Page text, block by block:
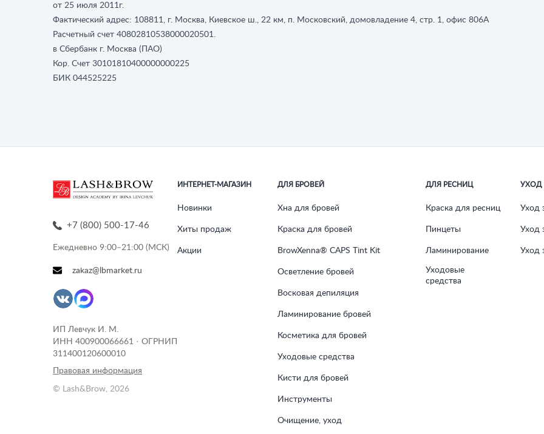
от 25 июля 2011г.
Фактический адрес: 108811, г. Москва, Киевское ш., 22 км, п. Московский, домовладение 4, стр. 1, офис 806А
Расчетный счет 40802810538000020501.
в Сбербанк г. Москва (ПАО)
Кор. Счет 30101810400000000225
БИК 044525225
+7 (800) 500-17-46
Ежедневно 9:00–21:00 (МСК)
zakaz@lbmarket.ru
ИП Левчук И. М.
ИНН 400900066661 · ОГРНИП
311400120600010
Правовая информация
© Lash&Brow, 2026
ИНТЕРНЕТ-МАГАЗИН
Новинки
Хиты продаж
Акции
ДЛЯ БРОВЕЙ
Хна для бровей
Краска для бровей
BrowXenna® CAPS Tint Kit
Осветление бровей
Восковая депиляция
Ламинирование бровей
Косметика для бровей
Уходовые средства
Кисти для бровей
Инструменты
Очищение, уход
ДЛЯ РЕСНИЦ
Краска для ресниц
Пинцеты
Ламинирование
Уходовые
средства
УХОД
Уход
Уход
Уход